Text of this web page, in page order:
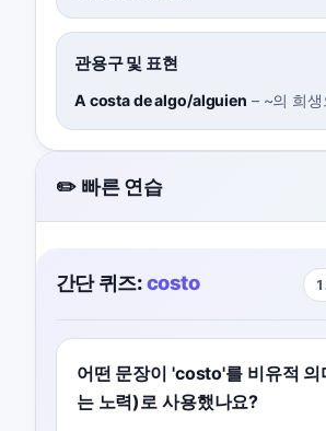
관용구 및 표현
A costa de algo/alguien – ~의 희생
✏️ 빠른 연습
간단 퀴즈:costo
어떤 문장이 'costo'를 비유적 의
는 노력)로 사용했나요?